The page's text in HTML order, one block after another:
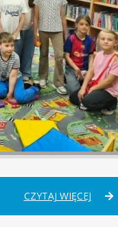
CZYTAJ WIĘCEJ